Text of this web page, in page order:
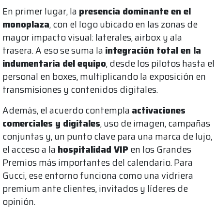
En primer lugar, la presencia dominante en el
monoplaza, con el logo ubicado en las zonas de
mayor impacto visual: laterales, airbox y ala
trasera. A eso se suma la integración total en la
indumentaria del equipo, desde los pilotos hasta el
personal en boxes, multiplicando la exposición en
transmisiones y contenidos digitales.
Además, el acuerdo contempla activaciones
comerciales y digitales, uso de imagen, campañas
conjuntas y, un punto clave para una marca de lujo,
el acceso a la hospitalidad VIP en los Grandes
Premios más importantes del calendario. Para
Gucci, ese entorno funciona como una vidriera
premium ante clientes, invitados y líderes de
opinión.